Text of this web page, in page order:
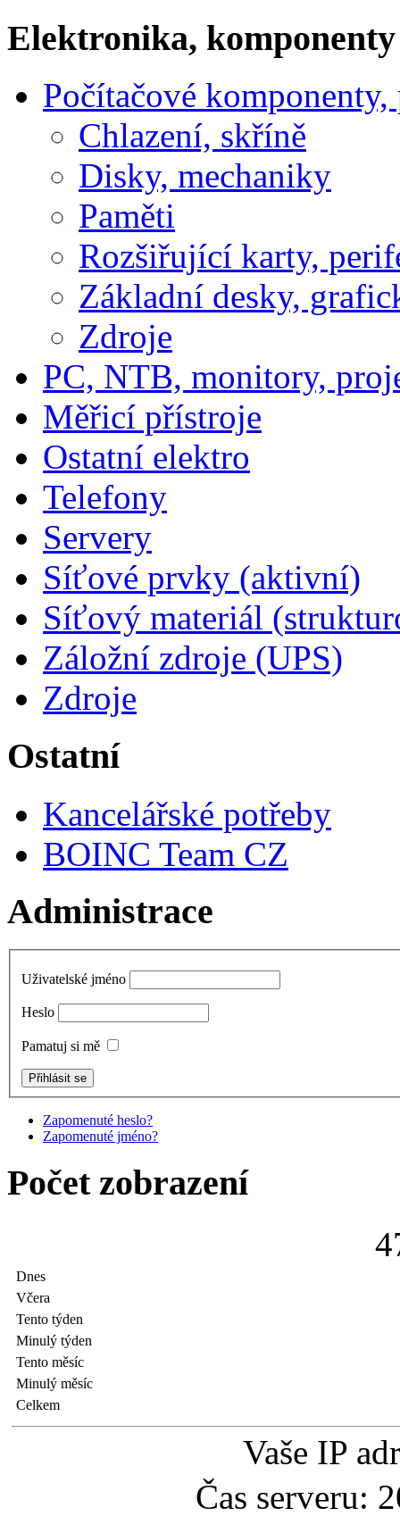
Elektronika, komponenty
Počítačové
Chlazení, skříně
Disky, mechaniky
Paměti
Rozšiřující karty,
Základní desky,
Zdroje
PC, NTB, monitory,
Měřicí přístroje
Ostatní elektro
Telefony
Servery
Síťové prvky (aktivní)
Síťový materiál
Záložní zdroje (UPS)
Zdroje
Ostatní
Kancelářské potřeby
BOINC Team CZ
Administrace
Uživatelské jméno
Heslo
Pamatuj si mě
Zapomenuté heslo?
Zapomenuté jméno?
Počet zobrazení
4
Dnes
Včera
Tento týden
Minulý týden
Tento měsíc
Minulý měsíc
Celkem
Vaše IP
Čas serveru: